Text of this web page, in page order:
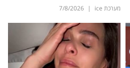
מערכת ice |
7/8/2026